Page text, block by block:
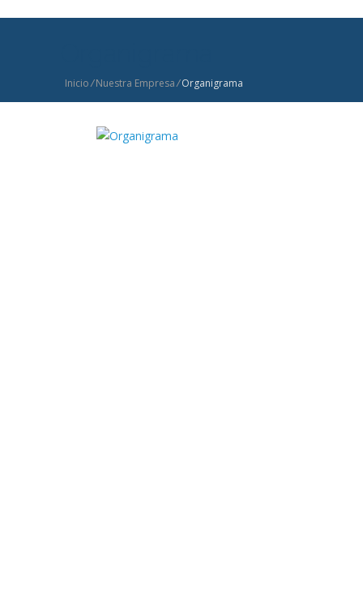
Inicio/Nuestra Empresa/Organigrama